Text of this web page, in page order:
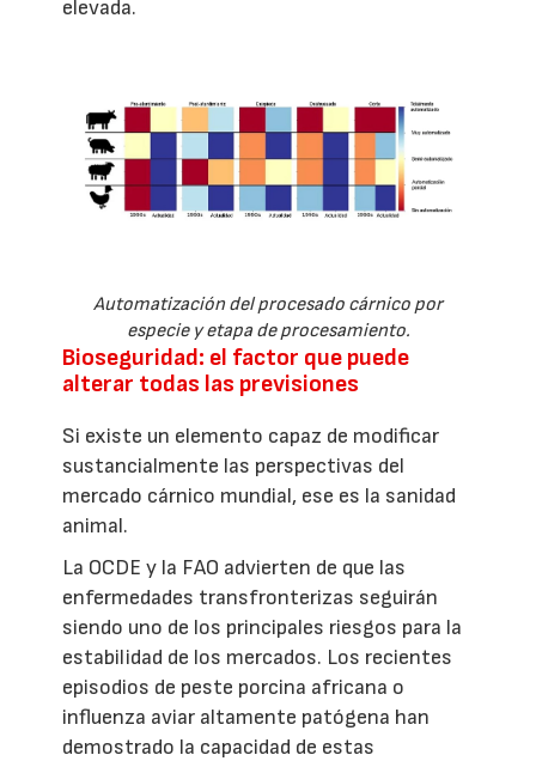
elevada.
Automatización del procesado cárnico por
especie y etapa de procesamiento.
Bioseguridad: el factor que puede
alterar todas las previsiones
Si existe un elemento capaz de modificar
sustancialmente las perspectivas del
mercado cárnico mundial, ese es la sanidad
animal.
La OCDE y la FAO advierten de que las
enfermedades transfronterizas seguirán
siendo uno de los principales riesgos para la
estabilidad de los mercados. Los recientes
episodios de peste porcina africana o
influenza aviar altamente patógena han
demostrado la capacidad de estas